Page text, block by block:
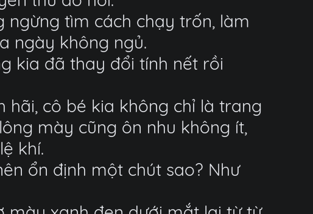
tìm cách chạy trốn, làm
ngày không ngủ.
kia đã thay đổi tính nết rồi
hãi, cô bé kia không chỉ là trang
mày cũng ôn nhu không ít,
khí.
ổn định một chút sao? Như